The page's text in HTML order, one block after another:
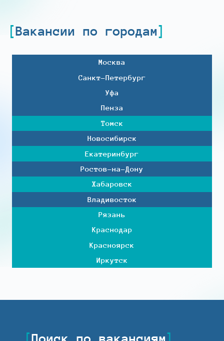
Вакансии по городам
Москва
Санкт-Петербург
Уфа
Пенза
Томск
Новосибирск
Екатеринбург
Ростов-на-Дону
Хабаровск
Владивосток
Рязань
Краснодар
Красноярск
Иркутск